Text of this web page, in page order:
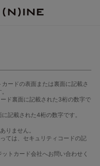
ードの表面または裏面に記載さ
ド裏面に記載された3桁の数字で
記載された4桁の数字です。
りません。
ては、セキュリティコードの記
トカード会社へお問い合わせく